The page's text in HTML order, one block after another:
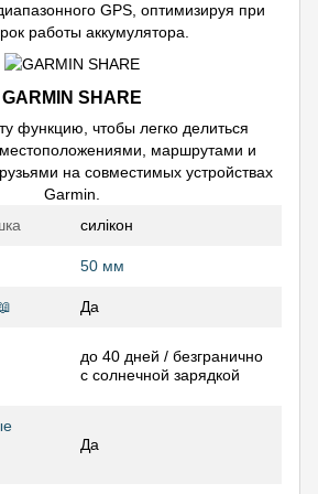
GPS, оптимизируя при
работы аккумулятора.
GARMIN SHARE
функцию, чтобы легко делиться
маршрутами и
на совместимых устройствах
Garmin.
силікон
50 мм
Да
до 40 дней / безгранично
с солнечной зарядкой
Да